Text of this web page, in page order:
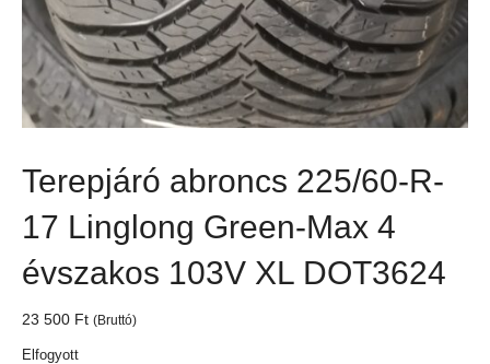
Terepjáró abroncs 225/60-R-
17 Linglong Green-Max 4
évszakos 103V XL DOT3624
23 500 Ft (Bruttó)
Elfogyott